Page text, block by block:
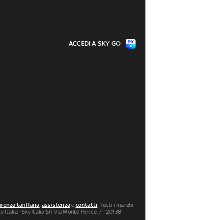
ACCEDI A SKY GO
tariffaria,assistenzae contatti. Tutti i marchi
- Sky Italia Srl Via Monte Penice, 7 - 20138